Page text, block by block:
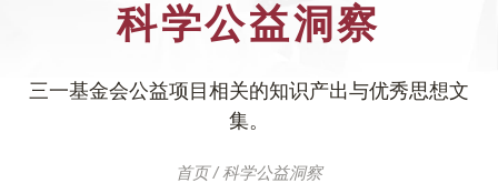
科学公益洞察
三一基金会公益项目相关的知识产出与优秀思想文
集。
首页/科学公益洞察